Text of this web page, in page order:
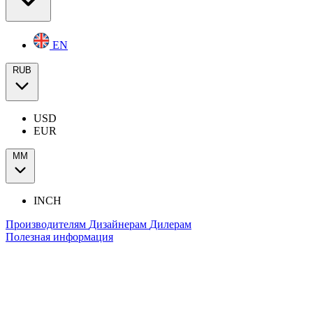
EN
RUB
USD
EUR
ММ
INCH
Производителям Дизайнерам Дилерам
Полезная информация